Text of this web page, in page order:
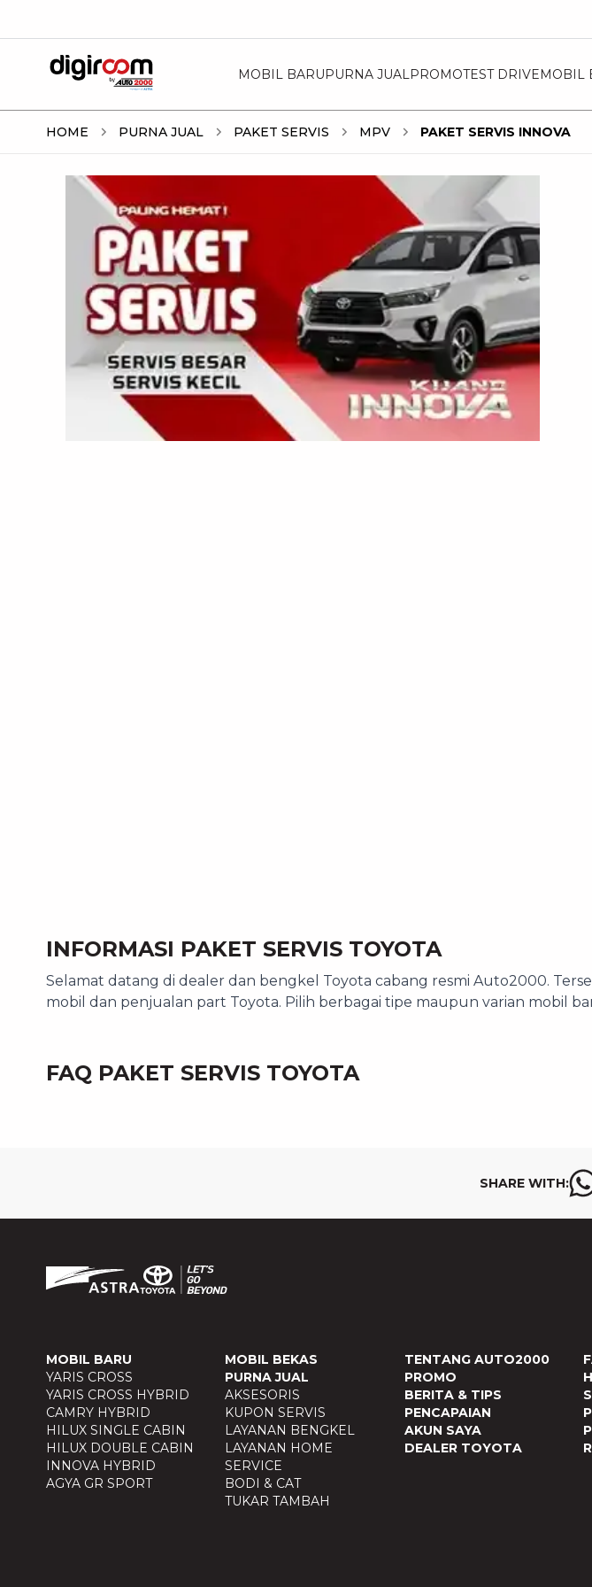
MOBIL BARUPURNA JUAL PROMOTEST DRIVEMOBIL
HOME PURNA JUAL PAKET SERVIS MPV PAKET SERVIS INNOVA
INFORMASI PAKET SERVIS TOYOTA
Selamat datang di dealer dan bengkel Toyota cabang resmi Auto2000.
mobil dan penjualan part Toyota. Pilih berbagai tipe maupun varian mobil
FAQ PAKET SERVIS TOYOTA
SHARE WITH:
MOBIL BARU
YARIS CROSS
YARIS CROSS HYBRID
CAMRY HYBRID
HILUX SINGLE CABIN
HILUX DOUBLE CABIN
INNOVA HYBRID
AGYA GR SPORT
MOBIL BEKAS
PURNA JUAL
AKSESORIS
KUPON SERVIS
LAYANAN BENGKEL
LAYANAN HOME
SERVICE
BODI & CAT
TUKAR TAMBAH
TENTANG AUTO2000
PROMO
BERITA & TIPS
PENCAPAIAN
AKUN SAYA
DEALER TOYOTA